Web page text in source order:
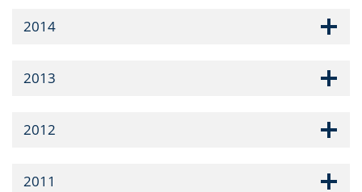
2014
2013
2012
2011